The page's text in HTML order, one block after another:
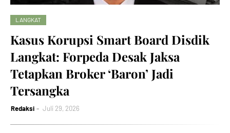
LANGKAT
Kasus Korupsi Smart Board Disdik
Langkat: Forpeda Desak Jaksa
Tetapkan Broker ‘Baron’ Jadi
Tersangka
Redaksi Juli 29, 2026